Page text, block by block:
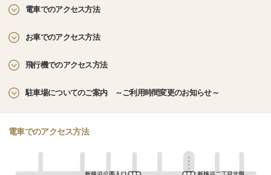
電車でのアクセス方法
お車でのアクセス方法
飛行機でのアクセス方法
駐車場についてのご案内 ～ご利用時間変更のお知らせ～
電車でのアクセス方法